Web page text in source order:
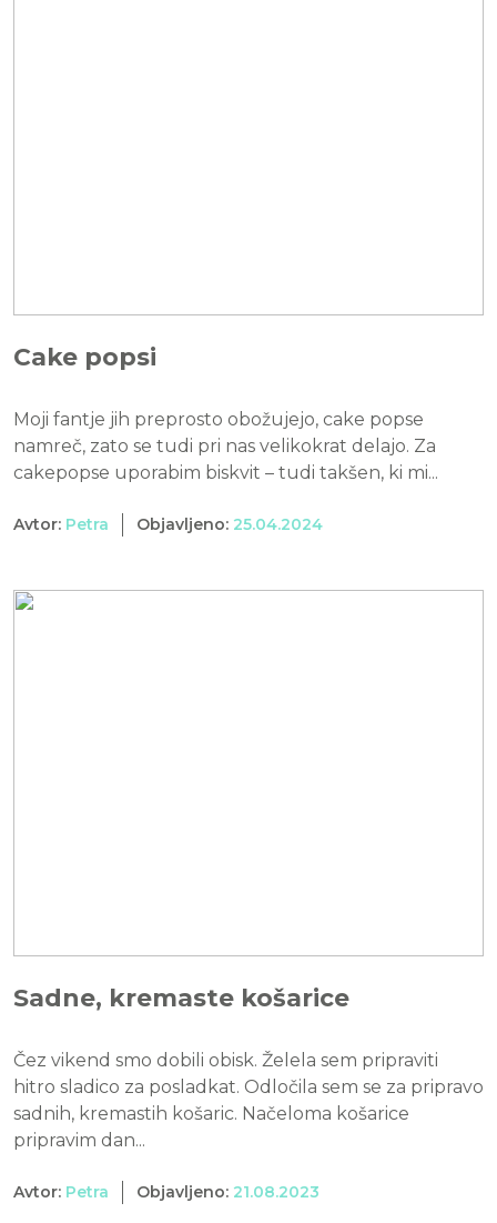
Cake popsi
Moji fantje jih preprosto obožujejo, cake popse
namreč, zato se tudi pri nas velikokrat delajo. Za
cakepopse uporabim biskvit – tudi takšen, ki mi...
Avtor: Petra Objavljeno: 25.04.2024
Sadne, kremaste košarice
Čez vikend smo dobili obisk. Želela sem pripraviti
hitro sladico za posladkat. Odločila sem se za pripravo
sadnih, kremastih košaric. Načeloma košarice
pripravim dan...
Avtor: Petra Objavljeno: 21.08.2023